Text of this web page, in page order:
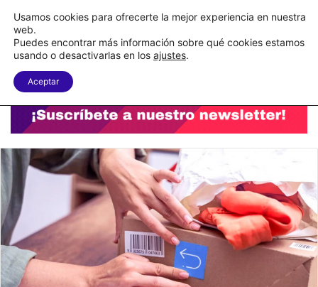
C&A México completa la implementación de su WMS en la nube
Menu
Usamos cookies para ofrecerte la mejor experiencia en nuestra
web.
Puedes encontrar más información sobre qué cookies estamos
usando o desactivarlas en los ajustes.
Aceptar